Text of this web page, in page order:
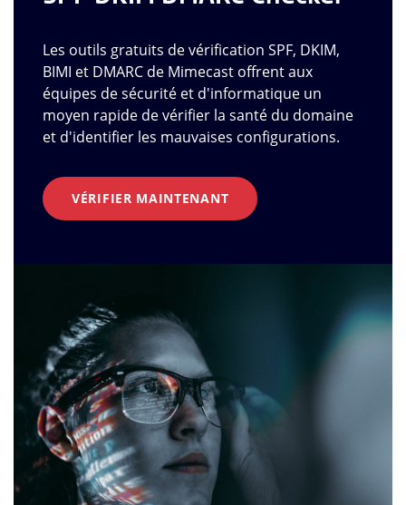
Les outils gratuits de vérification SPF, DKIM,
BIMI et DMARC de Mimecast offrent aux
équipes de sécurité et d'informatique un
moyen rapide de vérifier la santé du domaine
et d'identifier les mauvaises configurations.
VÉRIFIER MAINTENANT